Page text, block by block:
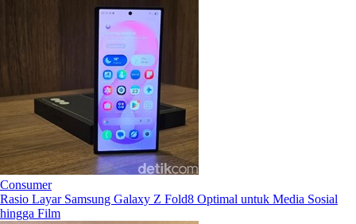
Consumer
Rasio Layar Samsung Galaxy Z Fold8 Optimal untuk Media Sosial
hingga Film